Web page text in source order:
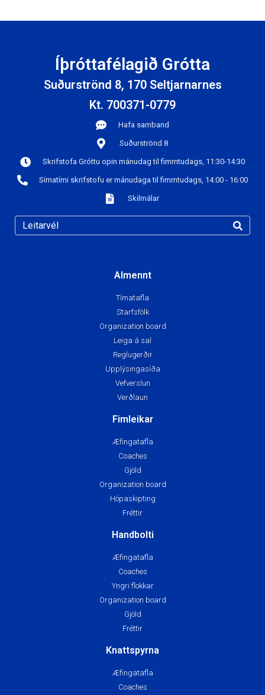
Íþróttafélagið Grótta
Suðurströnd 8, 170 Seltjarnarnes
Kt. 700371-0779
Hafa samband
Suðurströnd 8
Skrifstofa Gróttu opin mánudag til fimmtudags, 11:30-14:30
Símatími skrifstofu er mánudaga til fimmtudags, 14:00 - 16:00
Skilmálar
Almennt
Tímatafla
Starfsfólk
Organization board
Leiga á sal
Reglugerðir
Upplýsingasíða
Vefverslun
Verðlaun
Fimleikar
Æfingatafla
Coaches
Gjöld
Organization board
Hópaskipting
Fréttir
Handbolti
Æfingatafla
Coaches
Yngri flokkar
Organization board
Gjöld
Fréttir
Knattspyrna
Æfingatafla
Coaches